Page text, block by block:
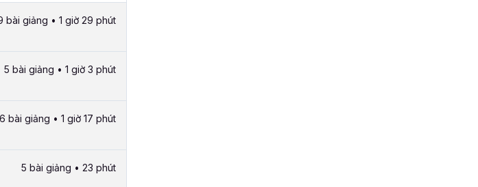
bài giảng • 1 giờ 29 phút
5 bài giảng • 1 giờ 3 phút
6 bài giảng • 1 giờ 17 phút
5 bài giảng • 23 phút